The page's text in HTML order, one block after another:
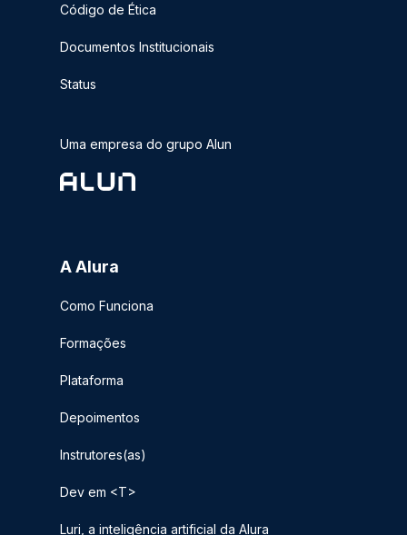
Código de Ética
Documentos Institucionais
Status
Uma empresa do grupo Alun
A Alura
Como Funciona
Formações
Plataforma
Depoimentos
Instrutores(as)
Dev em <T>
Luri, a inteligência artificial da Alura